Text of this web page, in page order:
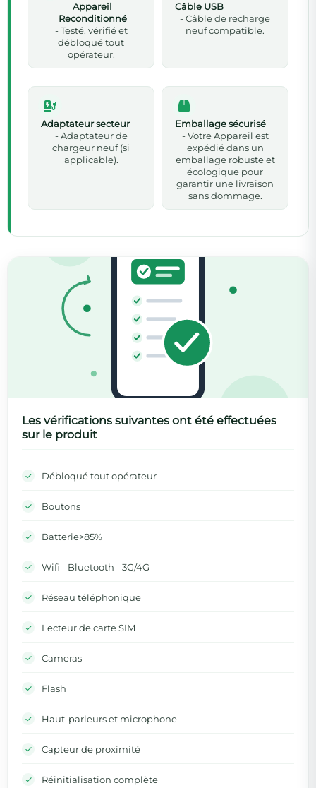
Appareil
Reconditionné
- Testé, vérifié et
débloqué tout
opérateur.
Câble USB
- Câble de recharge
neuf compatible.
Adaptateur secteur
- Adaptateur de
chargeur neuf (si
applicable).
Emballage sécurisé
- Votre Appareil est
expédié dans un
emballage robuste et
écologique pour
garantir une livraison
sans dommage.
Les vérifications suivantes ont été effectuées
sur le produit
Débloqué tout opérateur
Boutons
Batterie>85%
Wifi - Bluetooth - 3G/4G
Réseau téléphonique
Lecteur de carte SIM
Cameras
Flash
Haut-parleurs et microphone
Capteur de proximité
Réinitialisation complète